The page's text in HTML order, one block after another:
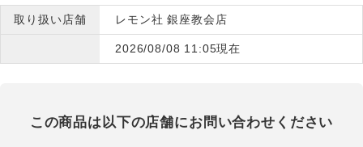
取り扱い店舗 レモン社 銀座教会店
2026/08/08 11:05現在
この商品は以下の店舗にお問い合わせください